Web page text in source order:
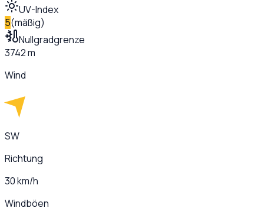
UV-Index
5(mäßig)
Nullgradgrenze
3742 m
Wind
SW
Richtung
30 km/h
Windböen